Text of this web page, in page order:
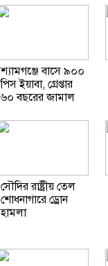
শ্যামগঞ্জে বাসে ৯০০
পিস ইয়াবা, গ্রেপ্তার
৬০ বছরের জামাল
সৌদির রাষ্ট্রীয় তেল
শোধনাগারে ড্রোন
হামলা